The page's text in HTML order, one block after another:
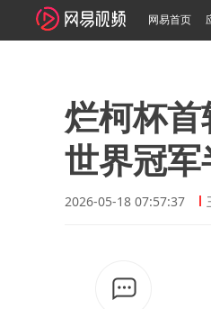
网易首页
烂柯杯
世界冠
2026-05-18 07:57:37